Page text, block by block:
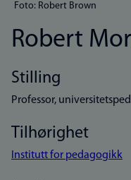
Foto: Robert Brown
Robert
Stilling
Professor,
Tilhørighet
Institutt for pedagogikk